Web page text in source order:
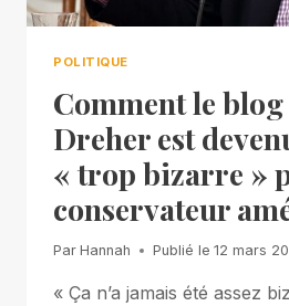
POLITIQUE
Comment le blog
Dreher est
« trop ​​bizarre »
conservateur
Par Hannah Publié le 12 mars
« Ça n’a jamais été assez